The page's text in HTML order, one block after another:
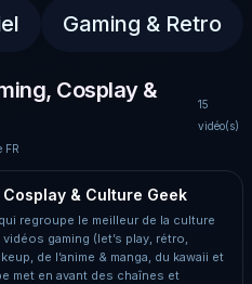
Gaming & Retro
Cosplay &
FR
15
vidéo(s)
& Culture Geek
regroupe le meilleur de la culture
gaming (let’s play, rétro,
de l’anime & manga, du kawaii et
met en avant des chaînes et